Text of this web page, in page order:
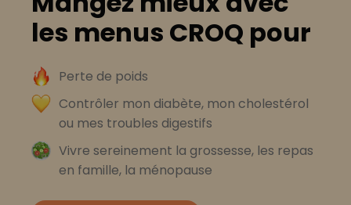
les menus CROQ pour
Perte de poids
Contrôler mon diabète, mon cholestérol
ou mes troubles digestifs
Vivre sereinement la grossesse, les repas
en famille, la ménopause